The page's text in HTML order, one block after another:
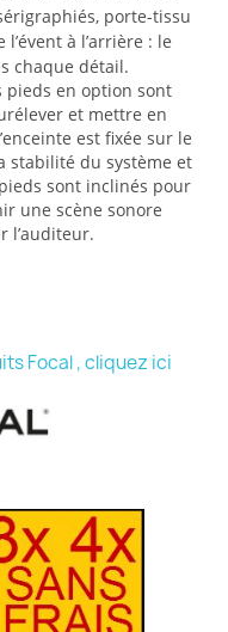
porte-tissu
à l’arrière : le
chaque détail.
pieds en option sont
et mettre en
est fixée sur le
stabilité du système et
sont inclinés pour
une scène sonore
l’auditeur.
Focal , cliquez ici